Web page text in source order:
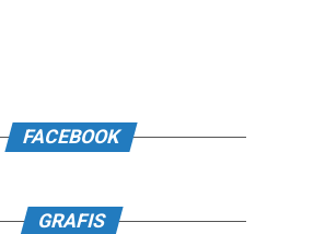
FACEBOOK
GRAFIS